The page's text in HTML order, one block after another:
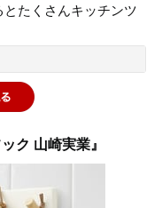
たくさんキッチンツ
ク 山崎実業』